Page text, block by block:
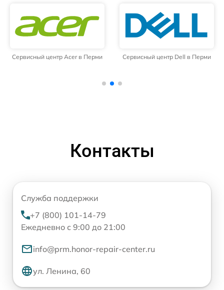
Сервисный центр Acer в Перми Сервисный центр Dell в Перми
Контакты
Служба поддержки
+7 (800) 101-14-79
Ежедневно с 9:00 до 21:00
info@prm.honor-repair-center.ru
ул. Ленина, 60